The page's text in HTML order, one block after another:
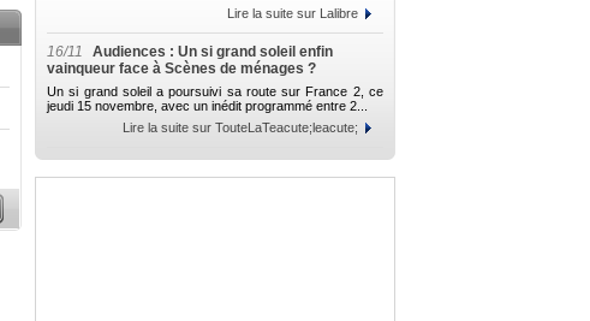
Lire la suite sur Lalibre
16/11
Audiences : Un si grand soleil enfin
vainqueur face à Scènes de ménages ?
Un si grand soleil a poursuivi sa route sur France 2, ce
jeudi 15 novembre, avec un inédit programmé entre 2...
Lire la suite sur TouteLaTeacute;leacute;